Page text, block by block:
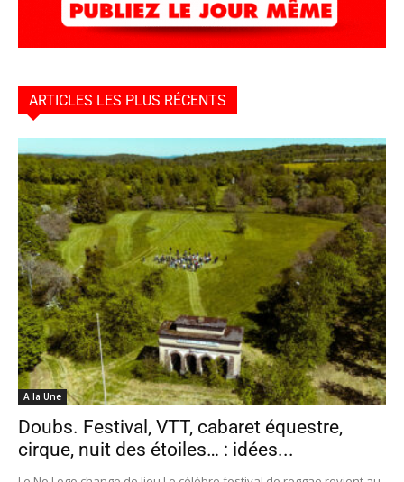
ARTICLES LES PLUS RÉCENTS
A la Une
Doubs. Festival, VTT, cabaret équestre,
cirque, nuit des étoiles… : idées...